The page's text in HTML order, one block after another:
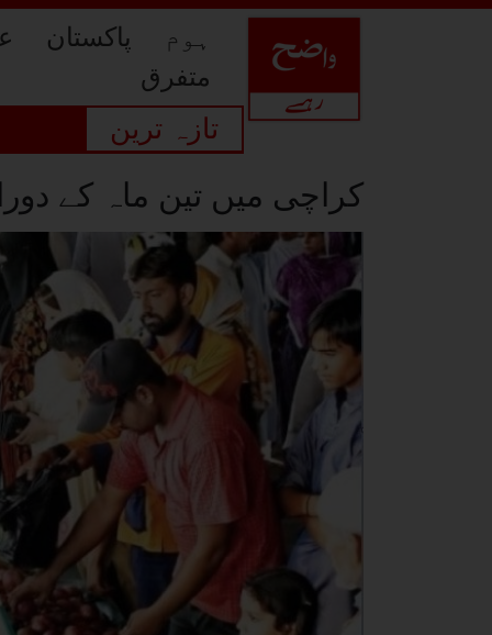
ہوم پاکستان
متفرق
تازہ ترین
کراچی میں تین ماہ کے دوران 19 بچت بازار